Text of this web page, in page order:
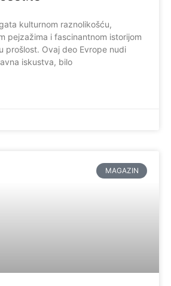
kulturnom raznolikošću,
pejzažima i fascinantnom istorijom
prošlost. Ovaj deo Evrope nudi
iskustva, bilo
MAGAZIN